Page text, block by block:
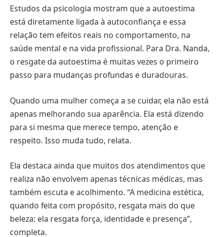
Estudos da psicologia mostram que a autoestima
está diretamente ligada à autoconfiança e essa
relação tem efeitos reais no comportamento, na
saúde mental e na vida profissional. Para Dra. Nanda,
o resgate da autoestima é muitas vezes o primeiro
passo para mudanças profundas e duradouras.
Quando uma mulher começa a se cuidar, ela não está
apenas melhorando sua aparência. Ela está dizendo
para si mesma que merece tempo, atenção e
respeito. Isso muda tudo, relata.
Ela destaca ainda que muitos dos atendimentos que
realiza não envolvem apenas técnicas médicas, mas
também escuta e acolhimento. “A medicina estética,
quando feita com propósito, resgata mais do que
beleza: ela resgata força, identidade e presença”,
completa.